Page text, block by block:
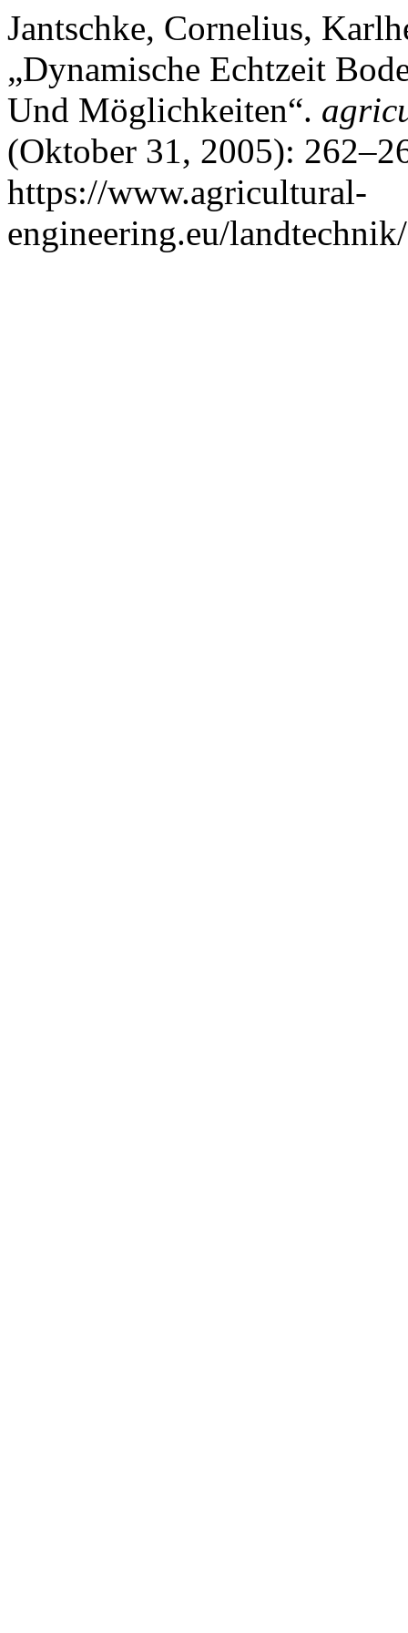
Jantschke, Cornelius,
„Dynamische Echtzeit
Und Möglichkeiten“.
(Oktober 31, 2005):
https://www.agricultural-
engineering.eu/